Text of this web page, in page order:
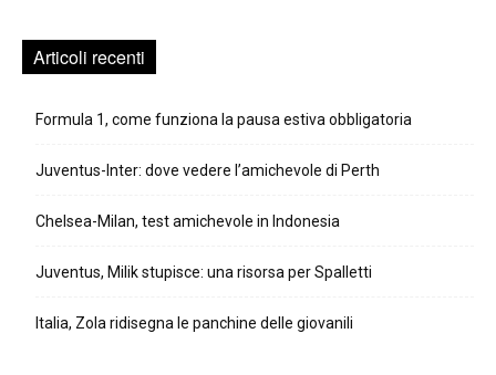
Articoli recenti
Formula 1, come funziona la pausa estiva obbligatoria
Juventus-Inter: dove vedere l’amichevole di Perth
Chelsea-Milan, test amichevole in Indonesia
Juventus, Milik stupisce: una risorsa per Spalletti
Italia, Zola ridisegna le panchine delle giovanili